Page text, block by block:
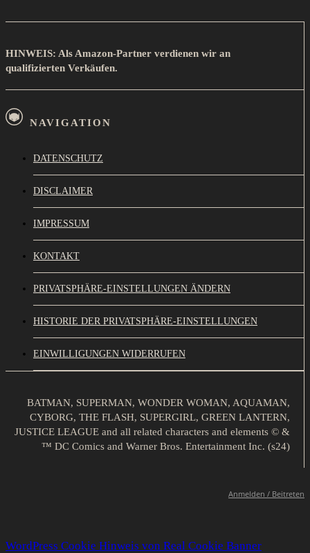
HINWEIS: Als Amazon-Partner verdienen wir an
qualifizierten Verkäufen.
NAVIGATION
DATENSCHUTZ
DISCLAIMER
IMPRESSUM
KONTAKT
PRIVATSPHÄRE-EINSTELLUNGEN ÄNDERN
HISTORIE DER PRIVATSPHÄRE-EINSTELLUNGEN
EINWILLIGUNGEN WIDERRUFEN
BATMAN, SUPERMAN, WONDER WOMAN, AQUAMAN,
CYBORG, THE FLASH, SUPERGIRL, GREEN LANTERN,
JUSTICE LEAGUE and all related characters and elements © &
™ DC Comics and Warner Bros. Entertainment Inc. (s24)
Anmelden / Beitreten
WordPress Cookie Hinweis von Real Cookie Banner